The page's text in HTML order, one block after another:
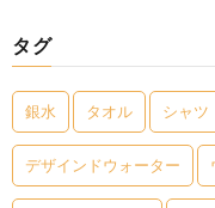
タグ
銀水 タオル シャツ
デザインドウォーター